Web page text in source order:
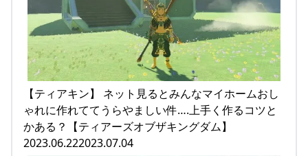
【ティアキン】 ネット見るとみんなマイホームおし
ゃれに作れててうらやましい件….上手く作るコツと
かある？【ティアーズオブザキングダム】
2023.06.222023.07.04